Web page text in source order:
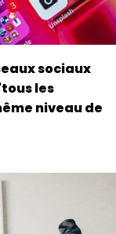
sociaux
les
niveau de